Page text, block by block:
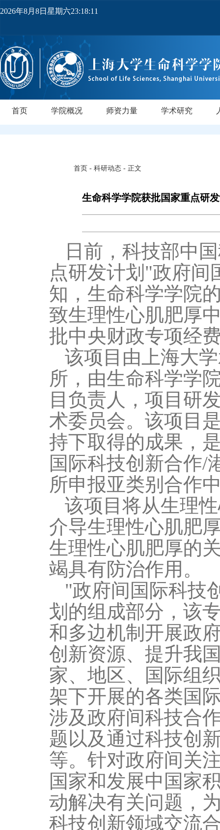
2026年8月8日星期六23:18:12
首页 学院概况 师资力量 学术研究
首页 - 科研动态 - 正文
生命科学学院获批国家重点研
日前，科技部中
点研发计划"政府间
知，生命科学学院
致生理性心肌肥厚
批中央财政专项经
该项目由上海大
所，由生命科学学
目负责人，项目研
术委员会。该项目
持下取得的成果，
国际科技创新合作/
所申报亚类别合作
该项目将从生理
介导生理性心肌肥
生理性心肌肥厚的
竭具有防治作用。
"政府间国际科技
划的组成部分，该
和多边机制开展政
创新资源、提升我
家、地区、国际组
架下开展的各类国
涉及政府间科技合
题以及通过科技创
等。针对政府间关
国家和发展中国家
动解决有关问题，
科技创新领域交流